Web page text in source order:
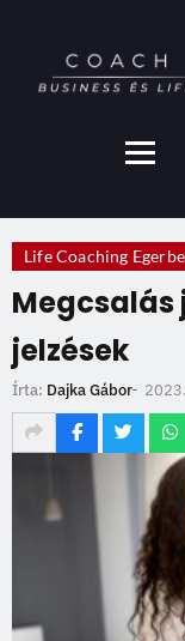
Life Coaching
jelzések
Írta: Dajka Gábor-